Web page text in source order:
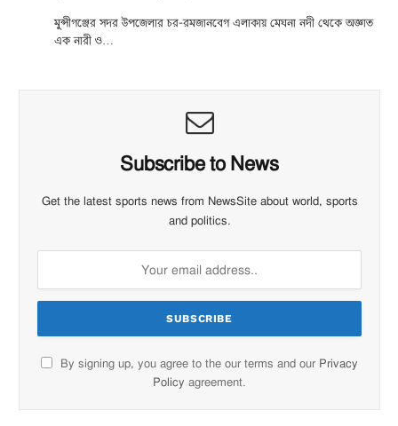
মুন্সীগঞ্জের সদর উপজেলার চর-রমজানবেগ এলাকায় মেঘনা নদী থেকে অজ্ঞাত
এক নারী ও…
Subscribe to News
Get the latest sports news from NewsSite about world, sports
and politics.
By signing up, you agree to the our terms and our Privacy
Policy agreement.